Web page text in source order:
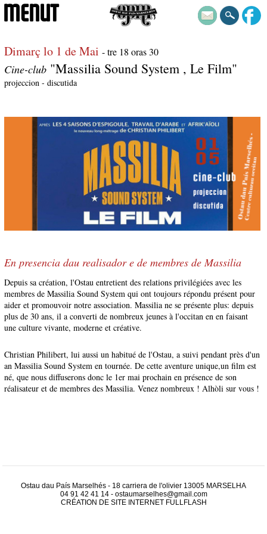
MENUT
Dimarç lo 1 de Mai - tre 18 oras 30
Cine-club "Massilia Sound System , Le Film"
projeccion - discutida
En presencia dau realisador e de membres de Massilia
Depuis sa création, l'Ostau entretient des relations privilégiées avec les
membres de Massilia Sound System qui ont toujours répondu présent pour
aider et promouvoir notre association. Massilia ne se présente plus: depuis
plus de 30 ans, il a converti de nombreux jeunes à l'occitan en en faisant
une culture vivante, moderne et créative.
Christian Philibert, lui aussi un habitué de l'Ostau, a suivi pendant près d'un
an Massilia Sound System en tournée. De cette aventure unique,un film est
né, que nous diffuserons donc le 1er mai prochain en présence de son
réalisateur et de membres des Massilia. Venez nombreux ! Alhòli sur vous !
Ostau dau País Marselhés - 18 carriera de l'olivier 13005 MARSELHA
04 91 42 41 14- ostaumarselhes@gmail.com
CRÉATION DE SITE INTERNET FULLFLASH